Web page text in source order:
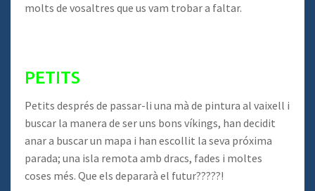
molts de vosaltres que us vam trobar a faltar.
PETITS
Petits després de passar-li una mà de pintura al vaixell i
buscar la manera de ser uns bons víkings, han decidit
anar a buscar un mapa i han escollit la seva próxima
parada; una isla remota amb dracs, fades i moltes
coses més. Que els depararà el futur?????!